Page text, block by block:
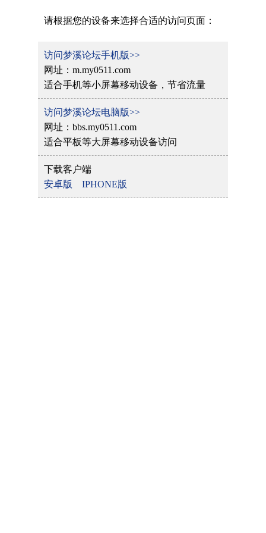
请根据您的设备来选择合适的访问页面：
访问梦溪论坛手机版>>
网址：m.my0511.com
适合手机等小屏幕移动设备，节省流量
访问梦溪论坛电脑版>>
网址：bbs.my0511.com
适合平板等大屏幕移动设备访问
下载客户端
安卓版
IPHONE版